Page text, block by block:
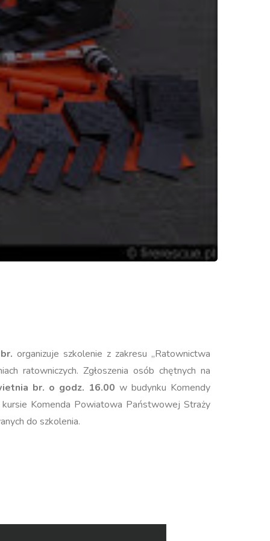
organizuje szkolenie z zakresu ,,Ratownictwa
ratowniczych. Zgłoszenia osób chętnych na
br. o godz. 16.00 w budynku Komendy
Komenda Powiatowa Państwowej Straży
do szkolenia.